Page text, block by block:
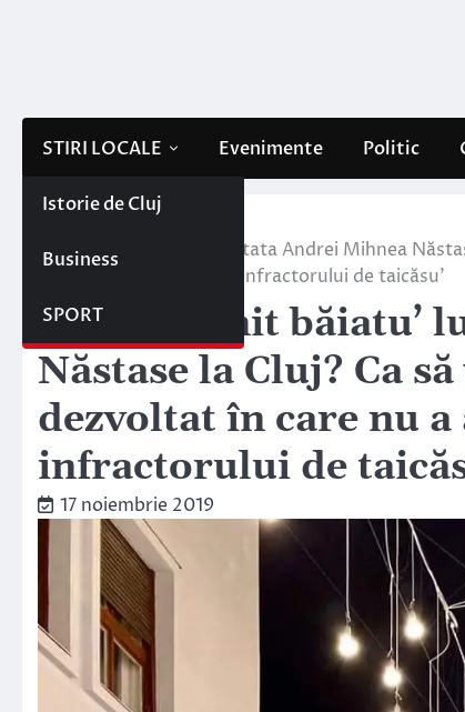
STIRI LOCALE
Istorie de Cluj
Business
SPORT
Evenimente Politic
Stiri locale
De ce a venit băiatu’ lu’ tata Andrei Mihnea
ajuns influența toxică a infractorului de taicăsu’
De ce a venit băiatu’
Năstase la Cluj? Ca
dezvoltat în care nu
infractorului de
17 noiembrie 2019